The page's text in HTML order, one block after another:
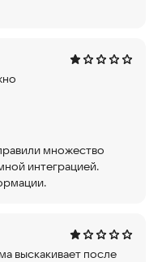
множество
интеграцией.
выскакивает после